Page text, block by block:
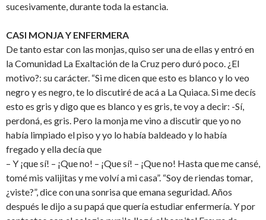
sucesivamente, durante toda la estancia.
CASI MONJA Y ENFERMERA
De tanto estar con las monjas, quiso ser una de ellas y entró en
la Comunidad La Exaltación de la Cruz pero duró poco. ¿El
motivo?: su carácter. “Si me dicen que esto es blanco y lo veo
negro y es negro, te lo discutiré de acá a La Quiaca. Si me decís
esto es gris y digo que es blanco y es gris, te voy a decir: -Sí,
perdoná, es gris. Pero la monja me vino a discutir que yo no
había limpiado el piso y yo lo había baldeado y lo había
fregado y ella decía que
– Y ¡que sí! – ¡Que no! – ¡Que sí! – ¡Que no! Hasta que me cansé,
tomé mis valijitas y me volví a mi casa”. “Soy de riendas tomar,
¿viste?”, dice con una sonrisa que emana seguridad. Años
después le dijo a su papá que quería estudiar enfermería. Y por